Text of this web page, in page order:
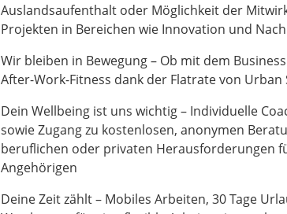
Auslandsaufenthalt oder Möglichkeit der
Projekten in Bereichen wie Innovation und
Wir bleiben in Bewegung – Ob mit dem
After-Work-Fitness dank der Flatrate von Urban
Dein Wellbeing ist uns wichtig – Individuelle
sowie Zugang zu kostenlosen, anonymen
beruflichen oder privaten Herausforderungen
Angehörigen
Deine Zeit zählt – Mobiles Arbeiten, 30 Tage